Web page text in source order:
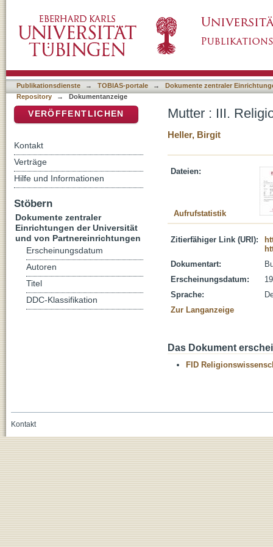
Publikationsdienste → TOBIAS-portale →
Dokumente zentraler
Repository
→ Dokumentanzeige
Mutter : III.
Heller, Birgit
Dateien:
Aufrufstatistik
Zitierfähiger Link (URI):
Dokumentart:
Erscheinungsdatum:
Sprache:
Zur Langanzeige
Das Dokument
FID
VERÖFFENTLICHEN
Kontakt
Verträge
Hilfe und Informationen
Stöbern
Dokumente zentraler
Einrichtungen der Universität
und von Partnereinrichtungen
Erscheinungsdatum
Autoren
Titel
DDC-Klassifikation
Kontakt